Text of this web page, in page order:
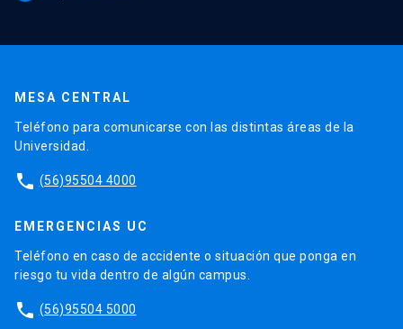
MESA CENTRAL
Teléfono para comunicarse con las distintas áreas de la
Universidad.
phone (56)95504 4000
EMERGENCIAS UC
Teléfono en caso de accidente o situación que ponga en
riesgo tu vida dentro de algún campus.
phone (56)95504 5000